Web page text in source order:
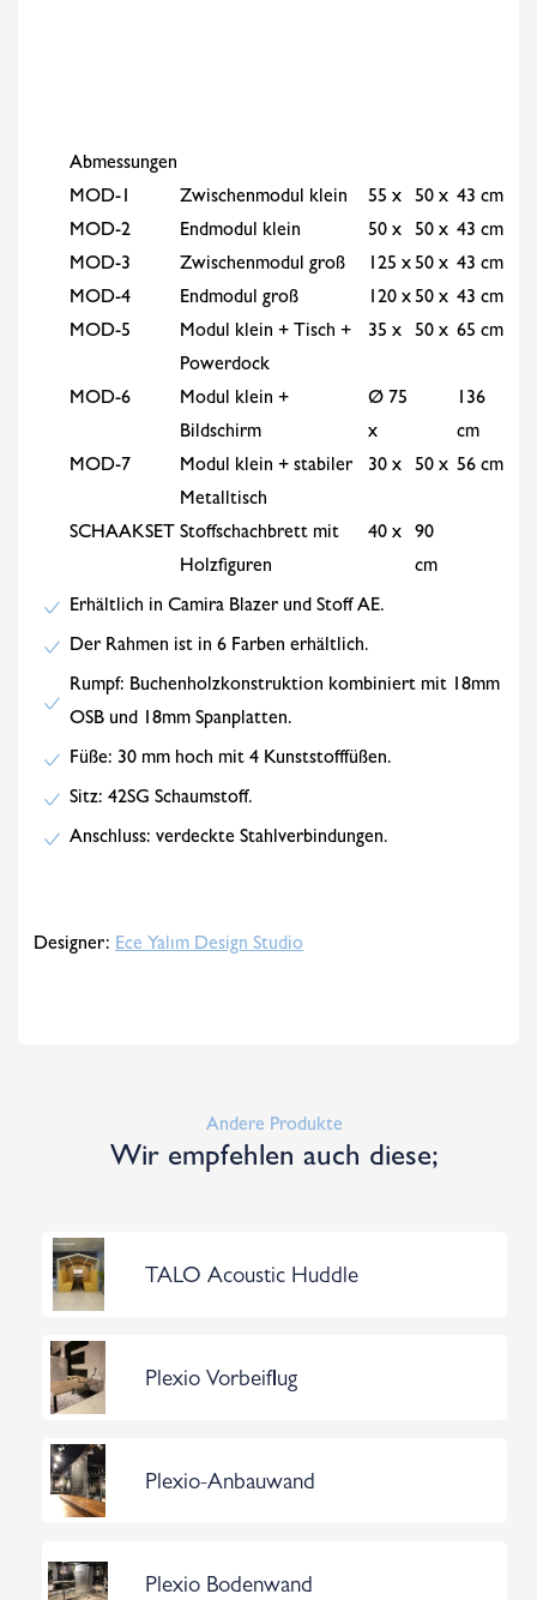
Abmessungen
MOD-1
Zwischenmodul klein 55 x 50 x 43 cm
MOD-2
Endmodul klein 50 x 50 x 43 cm
MOD-3
Zwischenmodul groß 125 x50 x 43 cm
MOD-4
Endmodul groß 120 x50 x 43 cm
MOD-5
Modul klein + Tisch +
Powerdock
35 x 50 x 65 cm
MOD-6
Modul klein +
Bildschirm
Ø 75
x
136
cm
MOD-7
Modul klein + stabiler
Metalltisch
30 x 50 x 56 cm
SCHAAKSET Stoffschachbrett mit
Holzfiguren
40 x
90
cm
Erhältlich in Camira Blazer und Stoff AE.
Der Rahmen ist in 6 Farben erhältlich.
Rumpf: Buchenholzkonstruktion kombiniert mit 18mm
OSB und 18mm Spanplatten.
Füße: 30 mm hoch mit 4 Kunststofffüßen.
Sitz: 42SG Schaumstoff.
Anschluss: verdeckte Stahlverbindungen.
Designer: Ece Yalım Design Studio
Andere Produkte
Wir empfehlen auch diese;
TALO Acoustic Huddle
Plexio Vorbeiflug
Plexio-Anbauwand
Plexio Bodenwand